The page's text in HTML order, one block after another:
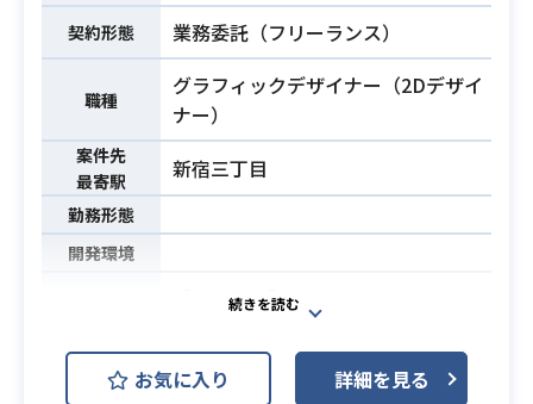
契約形態 業務委託（フリーランス）
職種
グラフィックデザイナー（2Dデザイ
ナー）
案件先
最寄駅
新宿三丁目
勤務形態
開発環境
【案件詳細】
・コンセプトアート、イメージボー
ド、世界観構築、キャラクターや背
お気に入り 詳細を見る